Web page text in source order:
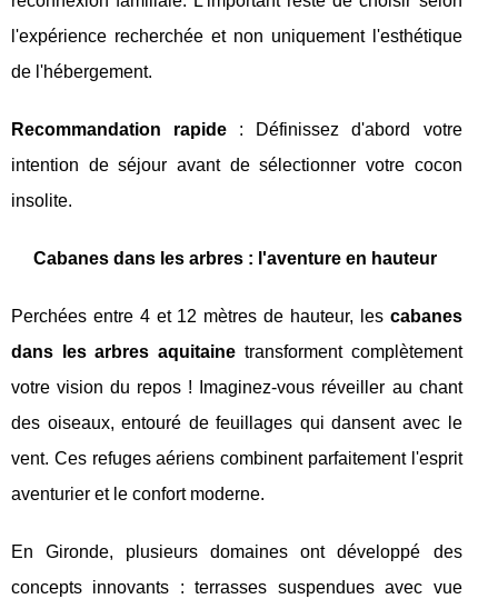
l'expérience recherchée et non uniquement l'esthétique
de l'hébergement.
Recommandation rapide : Définissez d'abord votre
intention de séjour avant de sélectionner votre cocon
insolite.
Cabanes dans les arbres : l'aventure en hauteur
Perchées entre 4 et 12 mètres de hauteur, les cabanes
dans les arbres aquitaine transforment complètement
votre vision du repos ! Imaginez-vous réveiller au chant
des oiseaux, entouré de feuillages qui dansent avec le
vent. Ces refuges aériens combinent parfaitement l'esprit
aventurier et le confort moderne.
En Gironde, plusieurs domaines ont développé des
concepts innovants : terrasses suspendues avec vue